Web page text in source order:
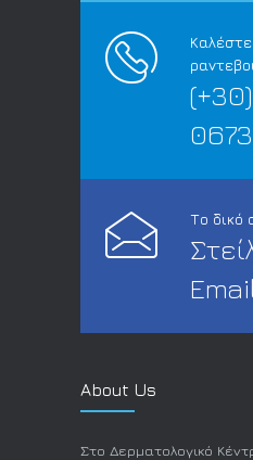
Το δικό
About Us
Στο Δερματολογικό